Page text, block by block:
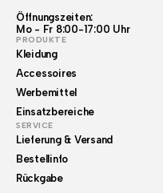
Öffnungszeiten:
Mo - Fr 8:00-17:00 Uhr
PRODUKTE
Kleidung
Accessoires
Werbemittel
Einsatzbereiche
SERVICE
Lieferung & Versand
Bestellinfo
Rückgabe